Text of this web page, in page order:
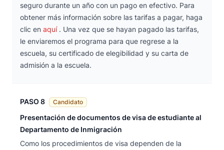
seguro durante un año con un pago en efectivo. Para
obtener más información sobre las tarifas a pagar, haga
clic en aquí . Una vez que se hayan pagado las tarifas,
le enviaremos el programa para que regrese a la
escuela, su certificado de elegibilidad y su carta de
admisión a la escuela.
PASO 8 Candidato
Presentación de documentos de visa de estudiante al
Departamento de Inmigración
Como los procedimientos de visa dependen de la